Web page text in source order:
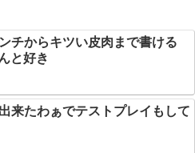
チからキツい皮肉まで書ける
と好き
来たわぁでテストプレイもして